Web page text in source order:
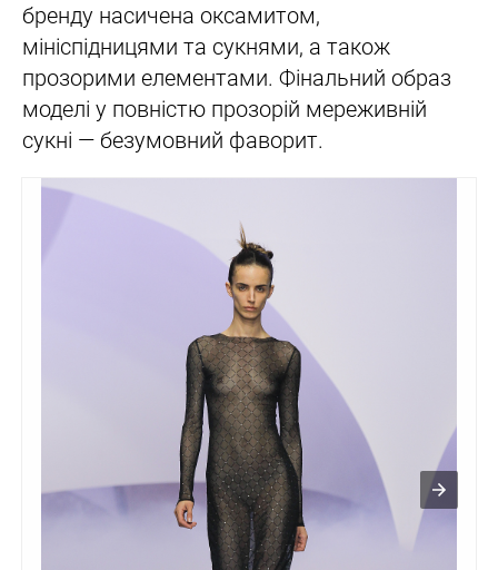
бренду насичена оксамитом,
мініспідницями та сукнями, а також
прозорими елементами. Фінальний образ
моделі у повністю прозорій мереживній
сукні — безумовний фаворит.